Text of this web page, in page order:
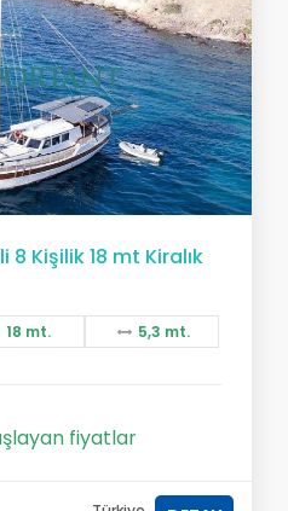
Kişilik 18 mt Kiralık
18 mt. 5,3 mt.
fiyatlar